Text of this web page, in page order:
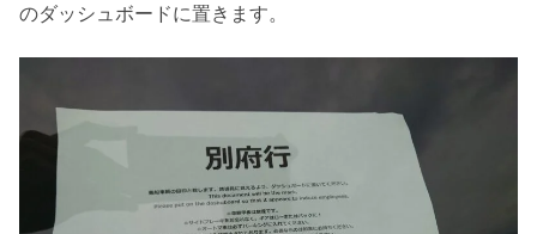
のダッシュボードに置きます。